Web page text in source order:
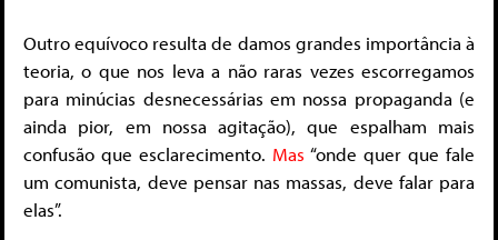
Outro equívoco resulta de damos grandes importância à
teoria, o que nos leva a não raras vezes escorregamos
para minúcias desnecessárias em nossa propaganda (e
ainda pior, em nossa agitação), que espalham mais
confusão que esclarecimento. Mas “onde quer que fale
um comunista, deve pensar nas massas, deve falar para
elas”.